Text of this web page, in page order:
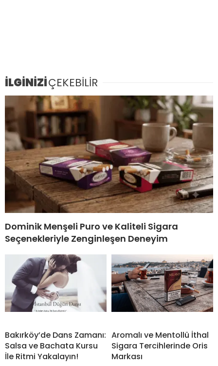
İLGİNİZİÇEKEBİLİR
Dominik Menşeli Puro ve Kaliteli Sigara
Seçenekleriyle Zenginleşen Deneyim
Bakırköy’de Dans Zamanı:
Salsa ve Bachata Kursu
İle Ritmi Yakalayın!
Aromalı ve Mentollü İthal
Sigara Tercihlerinde Oris
Markası